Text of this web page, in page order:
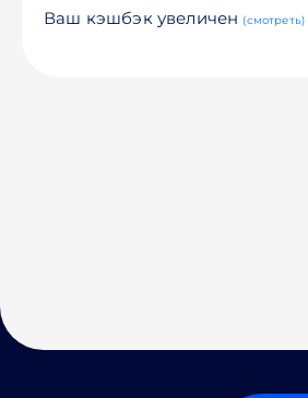
Ваш кэшбэк увеличен (смотреть)